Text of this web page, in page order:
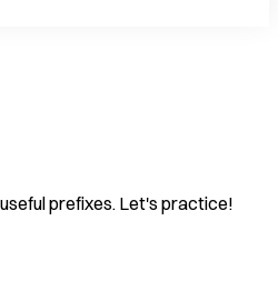
prefixes. Let's practice!